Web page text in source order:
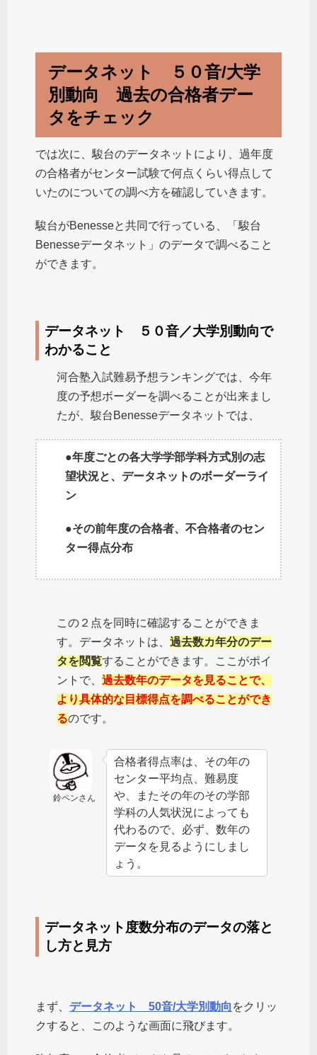
データネット ５０音/大学
別動向 過去の合格者デー
タをチェック
では次に、駿台のデータネットにより、過年度
の合格者がセンター試験で何点くらい得点して
いたのについての調べ方を確認していきます。
駿台がBenesseと共同で行っている、「駿台
Benesseデータネット」のデータで調べること
ができます。
データネット ５０音／大学別動向で
わかること
河合塾入試難易予想ランキングでは、今年
度の予想ボーダーを調べることが出来まし
たが、駿台Benesseデータネットでは、
●年度ごとの各大学学部学科方式別の志
望状況と、データネットのボーダーライ
ン
●その前年度の合格者、不合格者のセン
ター得点分布
この２点を同時に確認することができま
す。データネットは、 過去数カ年分のデー
タを閲覧することができます。ここがポイ
ントで、 過去数年のデータを見ることで、
より具体的な目標得点を調べることができ
るのです。
鈴ペンさん
合格者得点率は、その年の
センター平均点、難易度
や、またその年のその学部
学科の人気状況によっても
代わるので、必ず、数年の
データを見るようにしまし
ょう。
データネット度数分布のデータの落と
し方と見方
まず、 データネット 50音/大学別動向 をクリッ
クすると、このような画面に飛びます。